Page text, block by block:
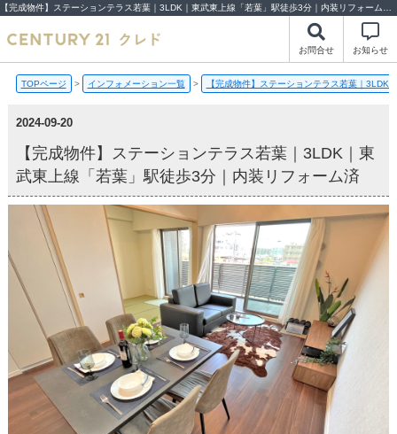
お問合せ お知らせ
TOPページ > インフォメーション一覧 > 【完成物件】ステーションテラス若葉｜3LDK
2024-09-20
【完成物件】ステーションテラス若葉｜3LDK｜東
武東上線「若葉」駅徒歩3分｜内装リフォーム済